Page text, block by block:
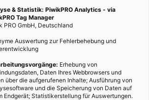
& Statistik: PiwikPRO Analytics - via
Tag Manager
PRO GmbH, Deutschland
Auswertung zur Fehlerbehebung und
Erhebung von
Daten Ihres Webbrowsers und
über die aufgerufenen Inhalte; Ausführung von
und die Speicherung von Daten auf
Endgerät; Statistikerstellung für Auswertungen.